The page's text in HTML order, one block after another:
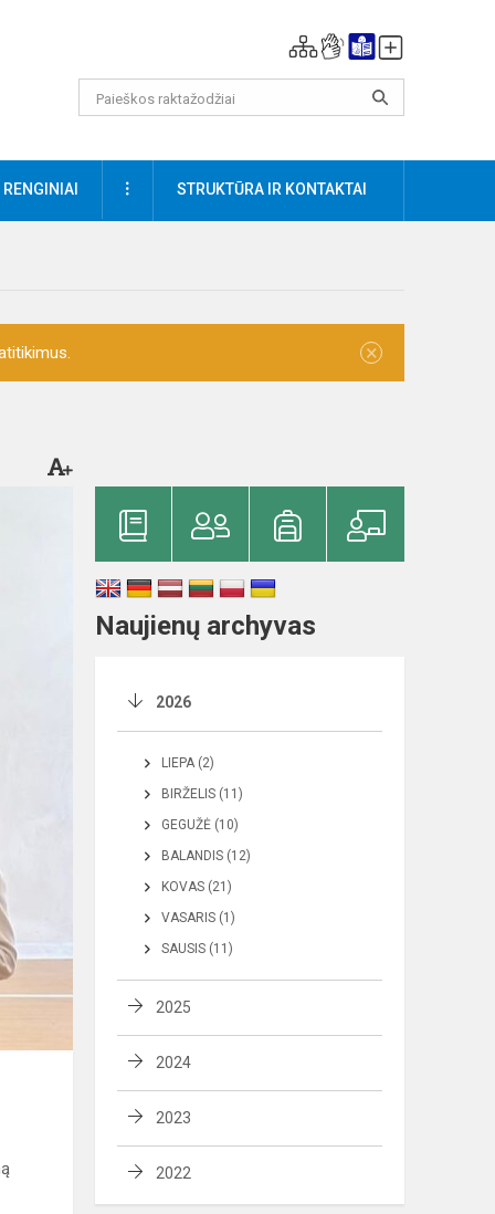
RENGINIAI DAUGIAUSTRUKTŪRA IR KONTAKTAI
×
Naujienų archyvas
2026
LIEPA (2)
BIRŽELIS (11)
GEGUŽĖ (10)
BALANDIS (12)
KOVAS (21)
VASARIS (1)
SAUSIS (11)
2025
2024
2023
2022